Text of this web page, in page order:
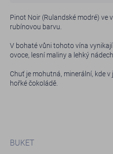
Pinot Noir (Rulandské modré) ve
rubínovou barvu.
V bohaté vůni tohoto vína
ovoce, lesní maliny a lehký
Chuť je mohutná, minerální, kde
hořké čokoládě.
BUKET